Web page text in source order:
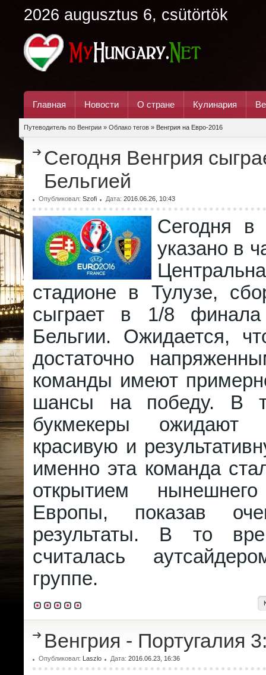
2026 augusztus 6, csütörtök
Главная Новости О стране Кулинария
Путеводитель по Венгрии » Облако тегов » Венгрия на Евро-2016
Сегодня Венгрия
Бельгией
Опубликовал: Szofi Дата: 2016.06.26, 10:43
Сегодня в
указано в
стадионе в Тулузе,
сыграет в 1/8
Бельгии. Ожидается,
достаточно
команды имеют
шансы на победу. В
букмекеры ожидают
красивую и
именно эта команда
открытием
Европы, показав
результаты. В то
считалась
группе.
Венгрия - Португалия
Опубликовал: Laszlo Дата: 2016.06.23, 16:36